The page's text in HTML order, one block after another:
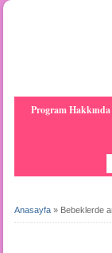
Program Hakkında
Anasayfa» Bebeklerde